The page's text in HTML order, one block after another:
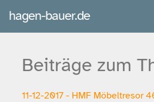
hagen-bauer.de
Beiträge zum
11-12-2017 - HMF Möbeltresor